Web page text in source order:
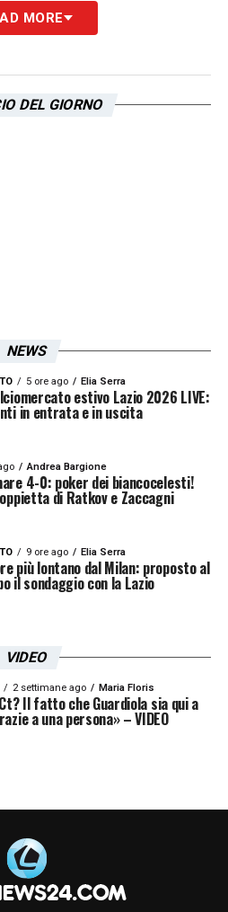
MORE
DEL GIORNO
NEWS
5 ore ago Elia Serra
estivo Lazio 2026 LIVE:
in entrata e in uscita
Andrea Bargione
4-0: poker dei biancocelesti!
di Ratkov e Zaccagni
9 ore ago Elia Serra
più lontano dal Milan: proposto al
il sondaggio con la Lazio
VIDEO
2 settimane ago Maria Floris
Il fatto che Guardiola sia qui a
a una persona» – VIDEO